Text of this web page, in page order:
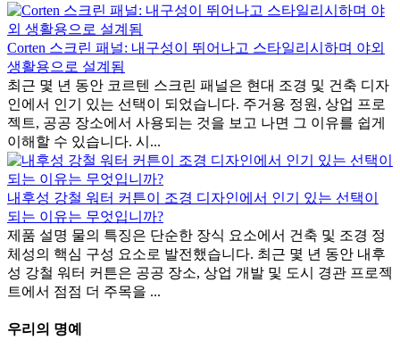
Corten 스크린 패널: 내구성이 뛰어나고 스타일리시하며 야외
생활용으로 설계됨
최근 몇 년 동안 코르텐 스크린 패널은 현대 조경 및 건축 디자
인에서 인기 있는 선택이 되었습니다. 주거용 정원, 상업 프로
젝트, 공공 장소에서 사용되는 것을 보고 나면 그 이유를 쉽게
이해할 수 있습니다. 시...
내후성 강철 워터 커튼이 조경 디자인에서 인기 있는 선택이
되는 이유는 무엇입니까?
제품 설명 물의 특징은 단순한 장식 요소에서 건축 및 조경 정
체성의 핵심 구성 요소로 발전했습니다. 최근 몇 년 동안 내후
성 강철 워터 커튼은 공공 장소, 상업 개발 및 도시 경관 프로젝
트에서 점점 더 주목을 ...
우리의 명예